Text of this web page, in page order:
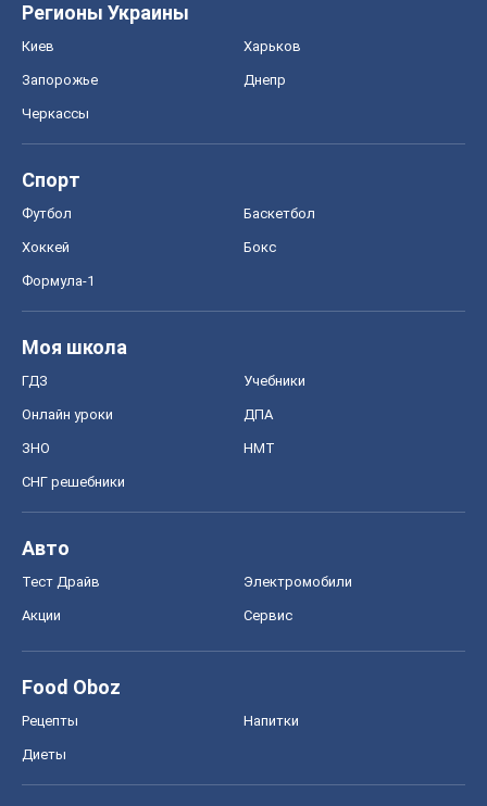
Регионы Украины
Киев Харьков
Запорожье Днепр
Черкассы
Спорт
Футбол Баскетбол
Хоккей Бокс
Формула-1
Моя школа
ГДЗ Учебники
Онлайн уроки ДПА
ЗНО НМТ
СНГ решебники
Авто
Тест Драйв Электромобили
Акции Сервис
Food Oboz
Рецепты Напитки
Диеты